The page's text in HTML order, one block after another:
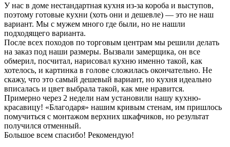
У нас в доме нестандартная кухня из-за короба и выступов,
поэтому готовые кухни (хоть они и дешевле) — это не наш
вариант. Мы с мужем много где были, но не нашли
подходящего варианта.
После всех походов по торговым центрам мы решили делать
на заказ под наши размеры. Вызвали замерщика, он все
обмерил, посчитал, нарисовал кухню именно такой, как
хотелось, и картинка в голове сложилась окончательно. Не
скажу, что это самый дешевый вариант, но кухня идеально
вписалась и цвет выбрала такой, как мне нравится.
Примерно через 2 недели нам установили нашу кухню-
красавицу! «Благодаря» нашим кривым стенам, им пришлось
помучиться с монтажом верхних шкафчиков, но результат
получился отменный.
Большое всем спасибо! Рекомендую!